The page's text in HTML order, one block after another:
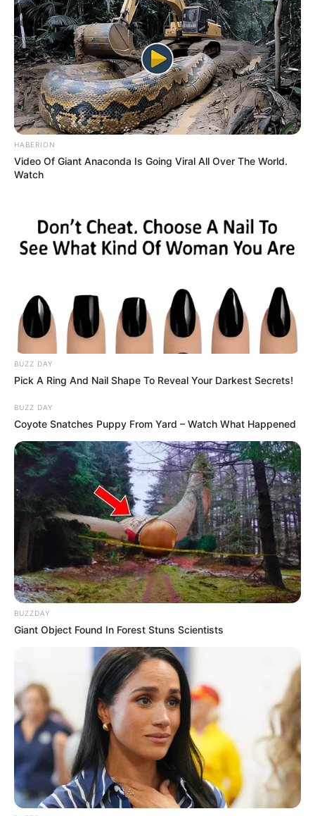
HABERION
Video Of Giant Anaconda Is Going Viral All Over The World.
Watch
BUZZ DAY
Pick A Ring And Nail Shape To Reveal Your Darkest Secrets!
BUZZ DAY
Coyote Snatches Puppy From Yard – Watch What Happened
BUZZDAY
Giant Object Found In Forest Stuns Scientists